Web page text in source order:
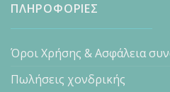
ΠΛΗΡΟΦΟΡΙΕΣ
Όροι Χρήσης & Ασφάλεια
Πωλήσεις χονδρικής